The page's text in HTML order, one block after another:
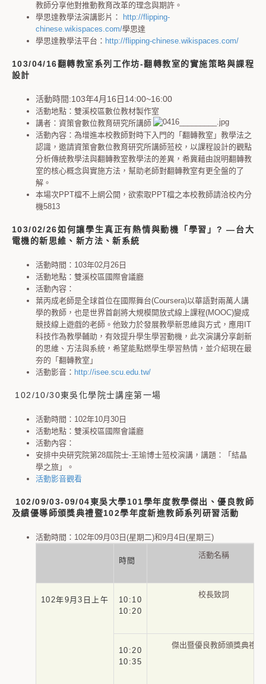
教師分享他對推動教育改革的理念與期許。
學思達教學法演講影片：
http://flipping-
chinese.wikispaces.com/學思達
學思達教學法平台： http://flipping-chinese.wikispaces.com/
103/04/16翻轉教室系列工作坊-翻轉教室的實施策略與課程
設計
活動時間:103年4月16日14:00~16:00
活動地點：雙溪校區數位教材製作室
講者：資策會數位教育研究所講師
活動內容：為增進本校教師對時下入門的「翻轉教室」教學法之
認識，邀請資策會數位教育研究所講師蒞校，以課程設計的觀點
分析傳統教學法與翻轉教室教學法的差異，希冀藉由說明翻轉教
室的核心概念與實施方法，幫助老師對翻轉教室有更全盤的了
解。
本場次PPT檔不上網公開，欲索取PPT檔之本校教師請洽校內分
機5813
103/02/26如何讓學生真正有熱情與動機「學習」? ―台大
電機的新思維、新方法、新系統
活動時間：103年02月26日
活動地點：雙溪校區國際會議廳
活動內容：
葉丙成老師是全球首位在國際舞台(Coursera)以華語對兩萬人講
學的教師，也是世界首創將大規模開放式線上課程(MOOC)變成
競技線上遊戲的老師。他致力於發展教學新思維與方式，應用IT
科技作為教學輔助，有效提升學生學習動機，此次演講分享創新
的思維、方法與系統，希望能點燃學生學習熱情，並介紹現在最
夯的「翻轉教室」
活動影音： http://isee.scu.edu.tw/
102/10/30東吳化學院士講座第一場
活動時間：102年10月30日
活動地點：雙溪校區國際會議廳
活動內容：
安排中央研究院第28屆院士-王瑜博士蒞校演講，講題：「結晶
學之旅」。
活動影音觀看
102/09/03-09/04東吳大學101學年度教學傑出、優良教師
及績優導師頒獎典禮暨102學年度新進教師系列研習活動
活動時間：102年09月03日(星期二)和9月4日(星期三)
時間
活動名稱
102年9月3日上午
10:10
10:20
校長致詞
10:20
10:35
傑出暨優良教師頒獎典禮